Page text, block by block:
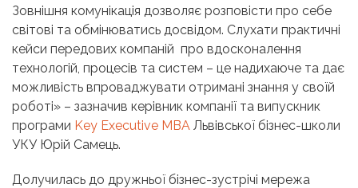
Зовнішня комунікація дозволяє розповісти про себе
світові та обмінюватись досвідом. Слухати практичні
кейси передових компаній про вдосконалення
технологій, процесів та систем – це надихаюче та дає
можливість впроваджувати отримані знання у своїй
роботі» – зазначив керівник компанії та випускник
програми Key Executive MBA Львівської бізнес-школи
УКУ Юрій Самець.
Долучилась до дружньої бізнес-зустрічі мережа